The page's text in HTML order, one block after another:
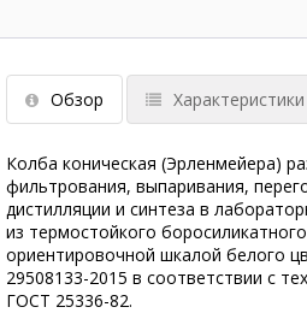
Обзор Характеристики
Колба коническая (Эрленмейера)
фильтрования, выпаривания,
дистилляции и синтеза в
из термостойкого
ориентировочной шкалой белого
29508133-2015 в соответствии с
ГОСТ 25336-82.